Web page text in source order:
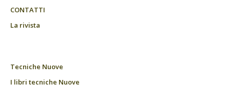
CONTATTI
La rivista
Tecniche Nuove
I libri tecniche Nuove